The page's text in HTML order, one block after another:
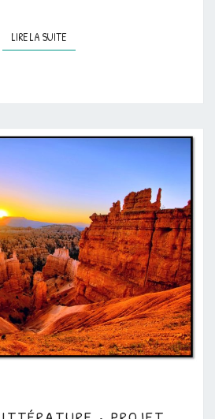
LIRE LA SUITELIRE LA SUITE